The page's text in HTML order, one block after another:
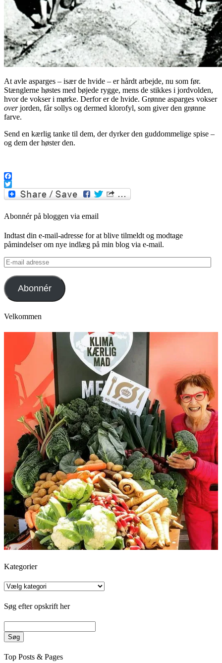
At avle asparges – især de hvide – er hårdt arbejde, nu som før.
Stænglerne høstes med bøjede rygge, mens de stikkes i jordvolden,
hvor de vokser i mørke. Derfor er de hvide. Grønne asparges vokser
overjorden, får sollys og dermed klorofyl, som giver den grønne
farve.
Send en kærlig tanke til dem, der dyrker den guddommelige spise –
og dem der høster den.
Facebook
Twitter
Abonnér på bloggen via email
Indtast din e-mail-adresse for at blive tilmeldt og modtage
påmindelser om nye indlæg på min blog via e-mail.
E-
mail
adresse
Abonnér
Velkommen
Kategorier
Kategorier
Søg efter opskrift her
Søg
Top Posts & Pages